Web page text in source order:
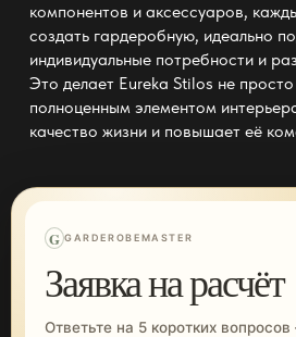
компонентов и аксессуаров,
создать гардеробную, идеально
индивидуальные потребности и
Это делает Eureka Stilos не
полноценным элементом
качество жизни и повышает её
G GARDEROBEMASTER
Заявка на расчёт
Ответьте на 5 коротких